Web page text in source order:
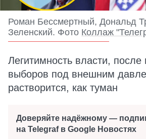
Роман Бессмертный, Дональд
Зеленский. Фото Коллаж
Легитимность власти, после
выборов под внешним
растворится, как туман
Доверяйте надёжному —
на Telegraf в Google Новостях